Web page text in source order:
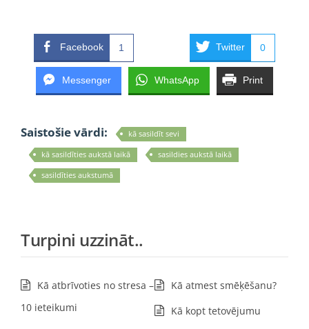
Facebook 1 Twitter 0
Messenger WhatsApp Print
Saistošie vārdi:
kā sasildīt sevi
kā sasildīties aukstā laikā
sasildies aukstā laikā
sasildīties aukstumā
Turpini uzzināt..
Kā atbrīvoties no stresa –
10 ieteikumi
Kā atmest smēķēšanu?
Kā kopt tetovējumu